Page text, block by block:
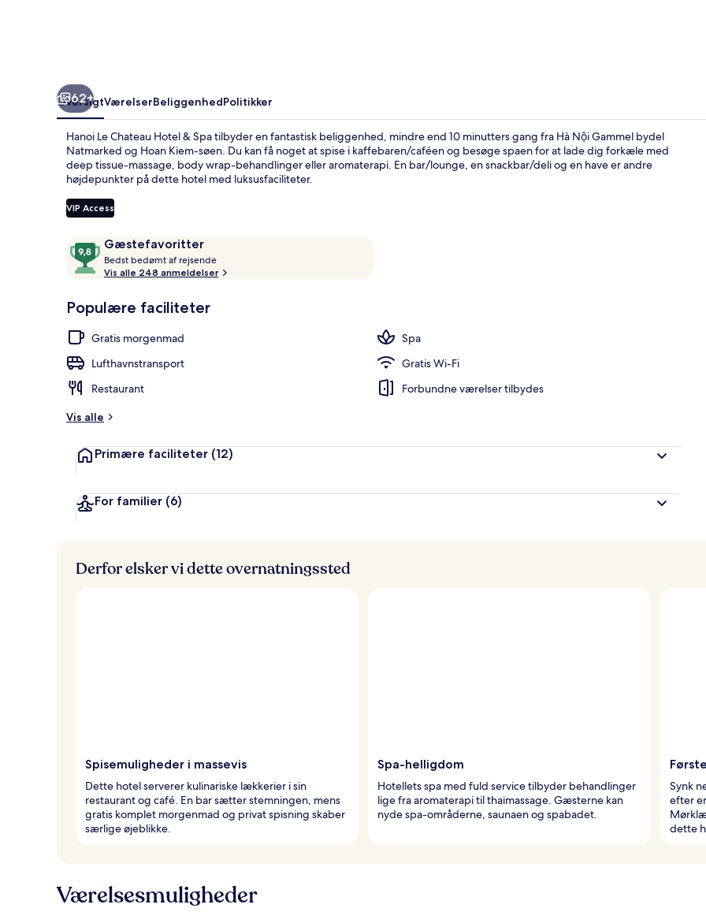
Premier-
62+
OversigtVærelserBeliggenhedPolitikker
Hanoi Le Chateau Hotel & Spa tilbyder en fantastisk beliggenhed, mindre end 10 minutters gang fra Hà Nội Gammel bydel
Natmarked og Hoan Kiem-søen. Du kan få noget at spise i kaffebaren/caféen og besøge spaen for at lade dig forkæle med
deep tissue-massage, body wrap-behandlinger eller aromaterapi. En bar/lounge, en snackbar/deli og en have er andre
højdepunkter på dette hotel med luksusfaciliteter.
VIP Access
AnmeldelserGæstefavoritter
9,8
ud
af
Gæstefavoritter
Bedst bedømt af rejsende
e
a
f
d
Vis alle 248 anmeldelser
Populære faciliteter
Gratis morgenmad
Spa
Lufthavnstransport
Gratis Wi-Fi
Restaurant
Forbundne værelser tilbydes
Vis alle
Primære faciliteter (12)
For familier (6)
Derfor elsker vi dette overnatningssted
Spisemuligheder i massevis
Dette hotel serverer kulinariske lækkerier i sin
restaurant og café. En bar sætter stemningen, mens
gratis komplet morgenmad og privat spisning skaber
særlige øjeblikke.
Spa-helligdom
Hotellets spa med fuld service tilbyder behandlinger
lige fra aromaterapi til thaimassage. Gæsterne kan
nyde spa-områderne, saunaen og spabadet.
Synk
efter
dette
Værelsesmuligheder